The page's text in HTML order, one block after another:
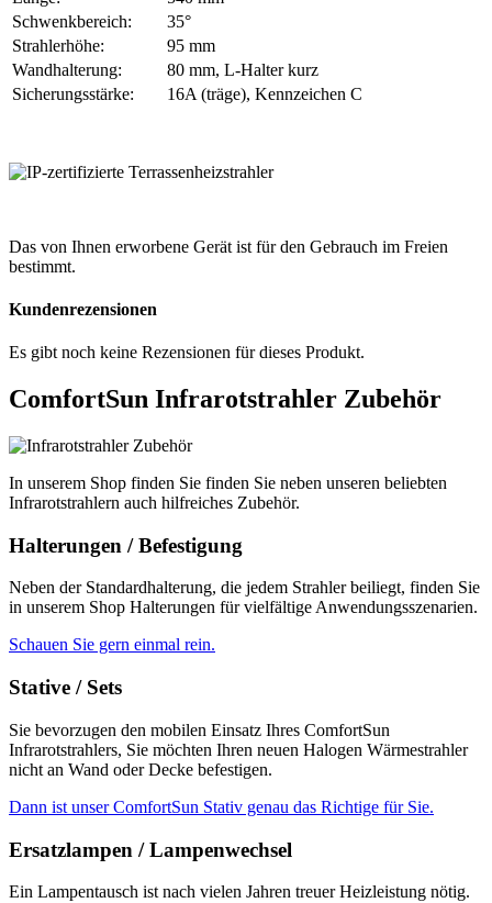
Schwenkbereich:
35°
Strahlerhöhe:
95 mm
Wandhalterung:
80 mm, L-Halter kurz
Sicherungsstärke:
16A (träge), Kennzeichen C
Das von Ihnen erworbene Gerät ist für den Gebrauch im Freien
bestimmt.
Kundenrezensionen
Es gibt noch keine Rezensionen für dieses Produkt.
ComfortSun Infrarotstrahler Zubehör
In unserem Shop finden Sie finden Sie neben unseren beliebten
Infrarotstrahlern auch hilfreiches Zubehör.
Halterungen / Befestigung
Neben der Standardhalterung, die jedem Strahler beiliegt, finden Sie
in unserem Shop Halterungen für vielfältige Anwendungsszenarien.
Schauen Sie gern einmal rein.
Stative / Sets
Sie bevorzugen den mobilen Einsatz Ihres ComfortSun
Infrarotstrahlers, Sie möchten Ihren neuen Halogen Wärmestrahler
nicht an Wand oder Decke befestigen.
Dann ist unser ComfortSun Stativ genau das Richtige für Sie.
Ersatzlampen / Lampenwechsel
Ein Lampentausch ist nach vielen Jahren treuer Heizleistung nötig.